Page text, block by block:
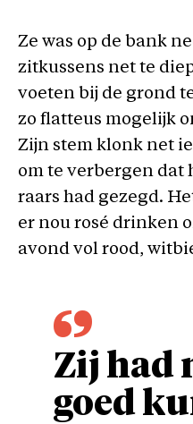
Ze was op de bank
zitkussens net te
voeten bij de grond
zo flatteus mogelijk
Zijn stem klonk net
om te verbergen dat
raars had gezegd.
er nou rosé drinken
avond vol rood,
Zij had
goed